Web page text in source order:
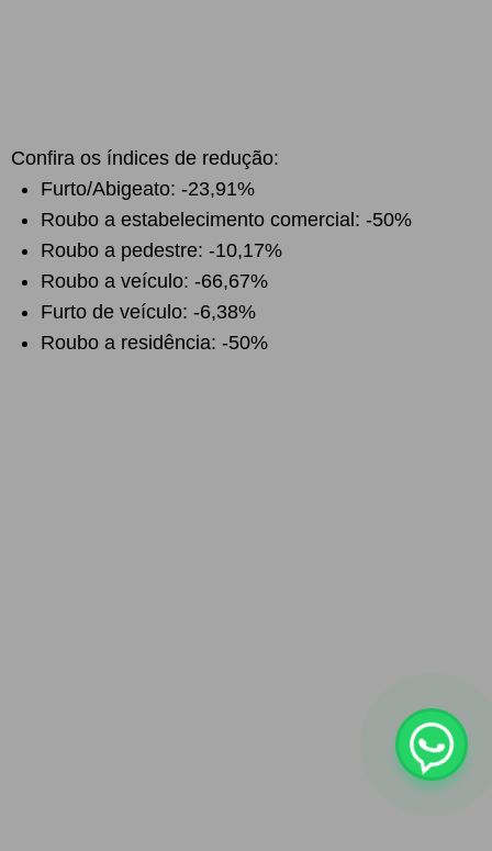
Confira os índices de redução:
Furto/Abigeato: -23,91%
Roubo a estabelecimento comercial: -50%
Roubo a pedestre: -10,17%
Roubo a veículo: -66,67%
Furto de veículo: -6,38%
Roubo a residência: -50%